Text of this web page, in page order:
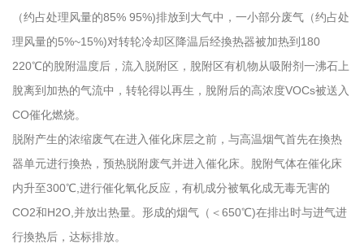
（约占处理风量的85% 95%)排放到大气中，一小部分废气（约占处
理风量的5%~15%)对转轮冷却区降温后经換热器被加热到180
220℃的脫附温度后，流入脱附区，脫附区有机物从吸附剂一沸石上
脫离到加热的气流中，转轮得以再生，脫附后的高浓度VOCs被送入
CO催化燃烧。
脱附产生的浓缩废气在进入催化床层之前，与高温烟气首先在換热
器单元进行換热，预热脱附废气并进入催化床。脫附气体在催化床
内升至300℃,进行催化氧化反应，有机成分被氧化成无毒无害的
CO2和H2O,并放出热量。形成的烟气（＜650℃)在排出时与进气进
行換热后，达标排放。